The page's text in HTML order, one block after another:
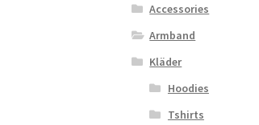
Accessories
Armband
Kläder
Hoodies
Tshirts